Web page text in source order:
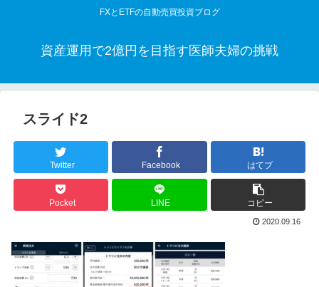
FXとETFの自動売買投資ブログ
資産運用で2億円を目指す医師夫婦の挑戦
スライド2
Twitter Facebook はてブ
Pocket LINE コピー
2020.09.16